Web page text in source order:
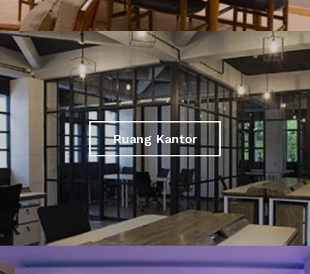
Ruang Kantor